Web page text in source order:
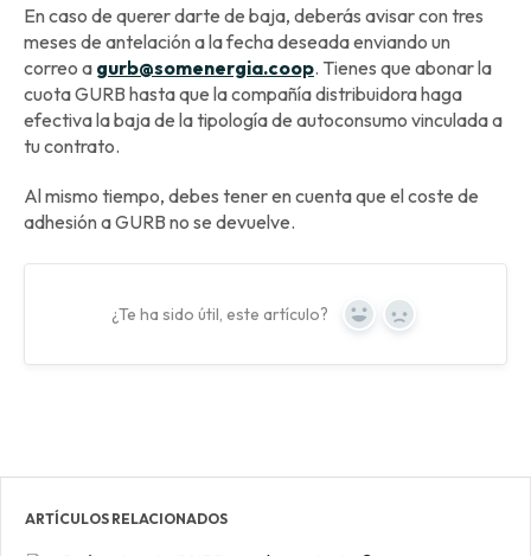
En caso de querer darte de baja, deberás avisar con tres
meses de antelación a la fecha deseada enviando un
correo a gurb@somenergia.coop. Tienes que abonar la
cuota GURB hasta que la compañía distribuidora haga
efectiva la baja de la tipología de autoconsumo vinculada a
tu contrato.
Al mismo tiempo, debes tener en cuenta que el coste de
adhesión a GURB no se devuelve.
¿Te ha sido útil, este artículo? Yes No
ARTÍCULOS RELACIONADOS